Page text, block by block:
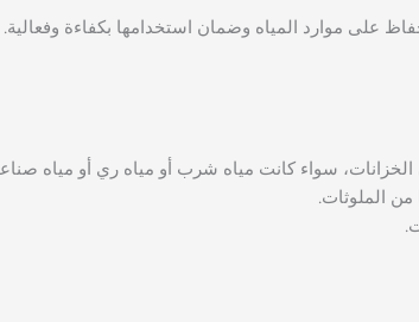
على موارد المياه وضمان استخدامها بكفاءة
سواء كانت مياه شرب أو مياه ري أو مياه
الملوثات.